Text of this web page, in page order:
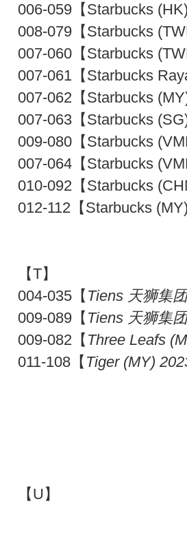
006-059【Starbucks
008-079【Starbucks
007-060【Starbucks
007-061【Starbucks
007-062【Starbucks
007-063【Starbucks
009-080【Starbucks
007-064【Starbucks
010-092【Starbucks
012-112【Starbucks
【T】
004-035【 Tiens 天狮集
009-089【 Tiens 天狮集
009-082【 Three Leafs
011-108【 Tiger (MY)
【U】